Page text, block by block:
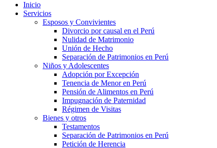
Inicio
Servicios
Esposos y Convivientes
Divorcio por causal en el Perú
Nulidad de Matrimonio
Unión de Hecho
Separación de Patrimonios en Perú
Niños y Adolescentes
Adopción por Excepción
Tenencia de Menor en Perú
Pensión de Alimentos en Perú
Impugnación de Paternidad
Régimen de Visitas
Bienes y otros
Testamentos
Separación de Patrimonios en Perú
Petición de Herencia